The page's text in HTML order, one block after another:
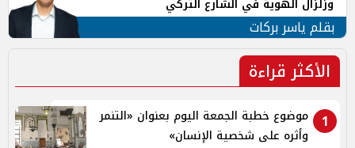
وزلزال الهوية في الشارع التركي
بقلم ياسر بركات
الأكثر قراءة
1
موضوع خطبة الجمعة اليوم بعنوان «التنمر
وأثره على شخصية الإنسان»